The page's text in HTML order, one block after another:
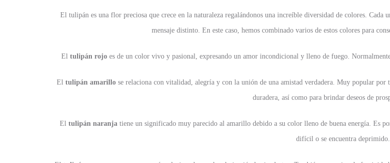
El tulipán es una flor preciosa que crece en la naturaleza regalándonos una increíble diversidad de colores.
mensaje distinto. En este caso, hemos combinado varios de estos colores para
El tulipán rojo es de un color vivo y pasional, expresando un amor incondicional y lleno de fuego.
El tulipán amarillo se relaciona con vitalidad, alegría y con la unión de una amistad verdadera. Muy popular
duradera, así como para brindar deseos de
El tulipán naranjatiene un significado muy parecido al amarillo debido a su color lleno de buena energía. Es
difícil o se encuentra deprimido.